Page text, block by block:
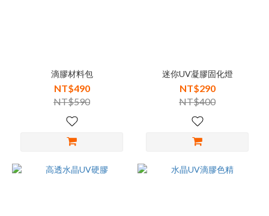
滴膠材料包
NT$490
NT$590
迷你UV凝膠固化燈
NT$290
NT$400